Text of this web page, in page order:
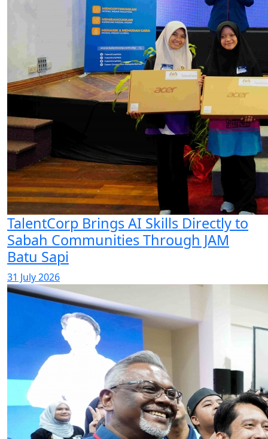
TalentCorp Brings AI Skills Directly to
Sabah Communities Through JAM
Batu Sapi
31 July 2026